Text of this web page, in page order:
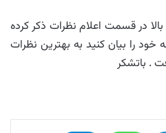
در قسمت اعلام نظرات ذکر کرده
خود را بیان کنید به بهترین نظرات
. باتشکر